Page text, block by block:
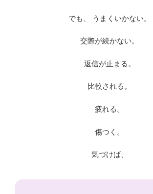
でも、 うまくいかない。
交際が続かない。
返信が止まる。
比較される。
疲れる。
傷つく。
気づけば、